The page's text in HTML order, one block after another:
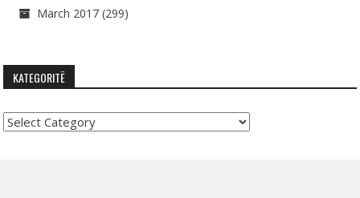
March 2017 (299)
KATEGORITË
Kategoritë